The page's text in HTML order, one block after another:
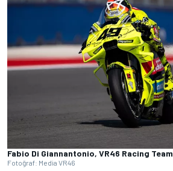
Fabio Di Giannantonio, VR46 Racing Team
Fotoğraf: Media VR46